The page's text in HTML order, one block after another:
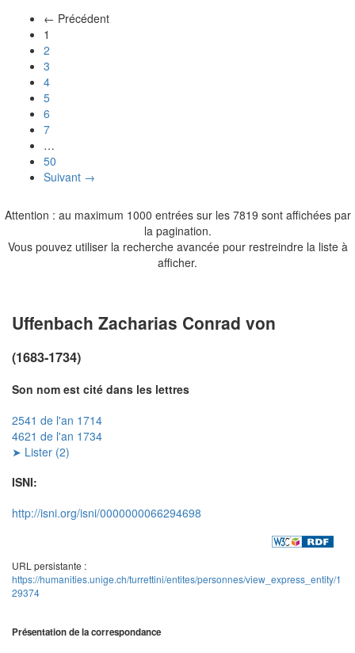
← Précédent
1
2
3
4
5
6
7
…
50
Suivant →
Attention : au maximum 1000 entrées sur les 7819 sont affichées par
la pagination.
Vous pouvez utiliser la recherche avancée pour restreindre la liste à
afficher.
Uffenbach Zacharias Conrad von
(1683-1734)
Son nom est cité dans les lettres
2541 de l'an 1714
4621 de l'an 1734
➤ Lister (2)
ISNI:
http://isni.org/isni/0000000066294698
URL persistante :
https://humanities.unige.ch/turrettini/entites/personnes/view_express_entity/1
29374
Présentation de la correspondance